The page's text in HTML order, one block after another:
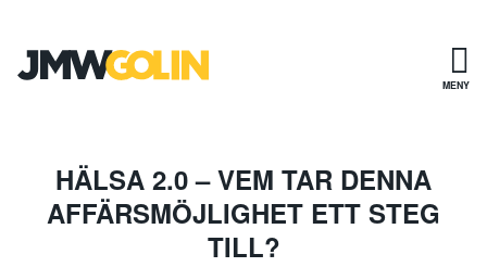
innehåll
MENY
HÄLSA 2.0 – VEM TAR DENNA
AFFÄRSMÖJLIGHET ETT STEG
TILL?